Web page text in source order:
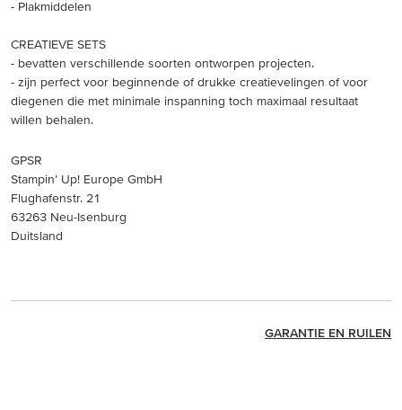
- Plakmiddelen
CREATIEVE SETS
- bevatten verschillende soorten ontworpen projecten.
- zijn perfect voor beginnende of drukke creatievelingen of voor
diegenen die met minimale inspanning toch maximaal resultaat
willen behalen.
GPSR
Stampin’ Up! Europe GmbH
Flughafenstr. 21
63263 Neu-Isenburg
Duitsland
GARANTIE EN RUILEN